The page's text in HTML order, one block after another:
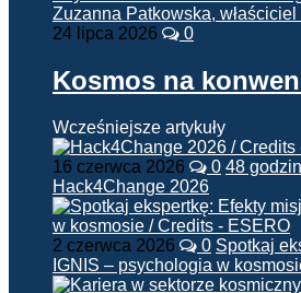
24 lipca 2026 0
Kosmos na
Wcześniejsze artykuły
16 czerwca 2026 0 48
Hack4Change 2026
2 czerwca 2026 0 Spotkaj
IGNIS – psychologia w